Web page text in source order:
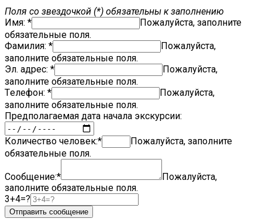
Поля со звездочкой (*) обязательны к заполнению
Имя: *
Пожалуйста, заполните
обязательные поля.
Фамилия: *
Пожалуйста,
заполните обязательные поля.
Эл. адрес: *
Пожалуйста,
заполните обязательные поля.
Tелефон: *
Пожалуйста,
заполните обязательные поля.
Предполагаемая дата начала экскурсии:
Количество человек:*
Пожалуйста, заполните
обязательные поля.
Сообщение:*
Пожалуйста,
заполните обязательные поля.
3+4=?
Отправить сообщение